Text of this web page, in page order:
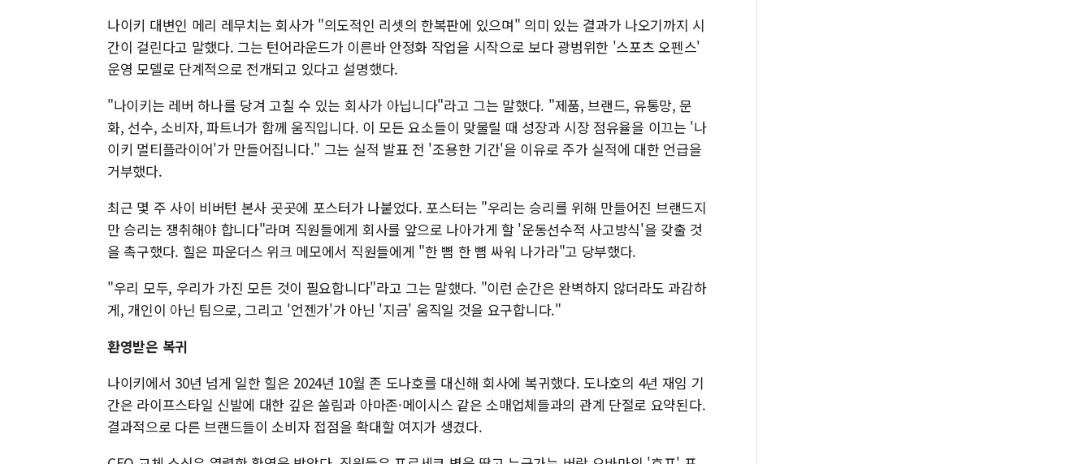
나이키 대변인 메리 레무치는 회사가 "의도적인 리셋의 한복판에 있으며" 의미 있는 결과가 나오기까지 시
간이 걸린다고 말했다. 그는 턴어라운드가 이른바 안정화 작업을 시작으로 보다 광범위한 '스포츠 오펜스'
운영 모델로 단계적으로 전개되고 있다고 설명했다.
"나이키는 레버 하나를 당겨 고칠 수 있는 회사가 아닙니다"라고 그는 말했다. "제품, 브랜드, 유통망, 문
화, 선수, 소비자, 파트너가 함께 움직입니다. 이 모든 요소들이 맞물릴 때 성장과 시장 점유율을 이끄는 '나
이키 멀티플라이어'가 만들어집니다." 그는 실적 발표 전 '조용한 기간'을 이유로 주가 실적에 대한 언급을
거부했다.
최근 몇 주 사이 비버턴 본사 곳곳에 포스터가 나붙었다. 포스터는 "우리는 승리를 위해 만들어진 브랜드지
만 승리는 쟁취해야 합니다"라며 직원들에게 회사를 앞으로 나아가게 할 '운동선수적 사고방식'을 갖출 것
을 촉구했다. 힐은 파운더스 위크 메모에서 직원들에게 "한 뼘 한 뼘 싸워 나가라"고 당부했다.
"우리 모두, 우리가 가진 모든 것이 필요합니다"라고 그는 말했다. "이런 순간은 완벽하지 않더라도 과감하
게, 개인이 아닌 팀으로, 그리고 '언젠가'가 아닌 '지금' 움직일 것을 요구합니다."
환영받은 복귀
나이키에서 30년 넘게 일한 힐은 2024년 10월 존 도나호를 대신해 회사에 복귀했다. 도나호의 4년 재임 기
간은 라이프스타일 신발에 대한 깊은 쏠림과 아마존·메이시스 같은 소매업체들과의 관계 단절로 요약된다.
결과적으로 다른 브랜드들이 소비자 접점을 확대할 여지가 생겼다.